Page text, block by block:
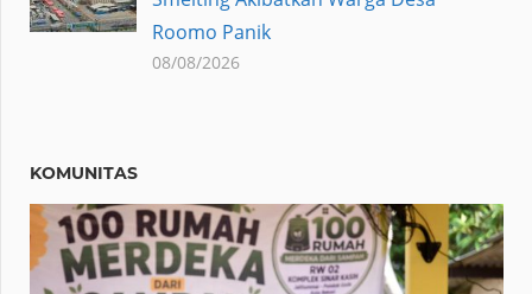
Roomo Panik
08/08/2026
KOMUNITAS